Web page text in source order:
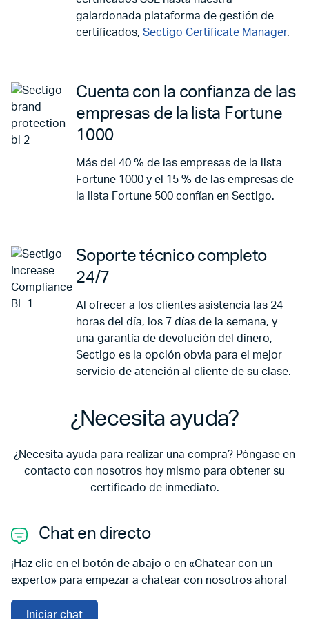
galardonada plataforma de gestión de
certificados, Sectigo Certificate Manager.
Cuenta con la confianza de las
empresas de la lista Fortune
1000
Más del 40 % de las empresas de la lista
Fortune 1000 y el 15 % de las empresas de
la lista Fortune 500 confían en Sectigo.
Soporte técnico completo
24/7
Al ofrecer a los clientes asistencia las 24
horas del día, los 7 días de la semana, y
una garantía de devolución del dinero,
Sectigo es la opción obvia para el mejor
servicio de atención al cliente de su clase.
¿Necesita ayuda?
¿Necesita ayuda para realizar una compra? Póngase en
contacto con nosotros hoy mismo para obtener su
certificado de inmediato.
Chat en directo
¡Haz clic en el botón de abajo o en «Chatear con un
experto» para empezar a chatear con nosotros ahora!
Iniciar chat